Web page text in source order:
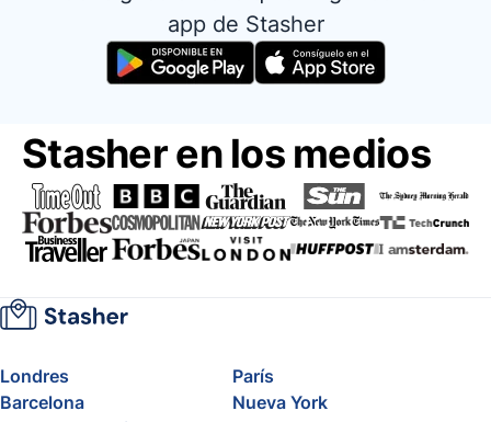
app de Stasher
Stasher en los medios
Londres
París
Barcelona
Nueva York